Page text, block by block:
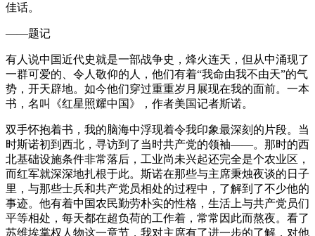
佳话。
——题记
有人说中国近代史就是一部战争史，烽火连天，但从中涌现了
一群可爱的、令人敬仰的人，他们有着“我命由我不由天”的气
势，开天辟地。如今他们穿过重重岁月展现在我的面前。一本
书，名叫《红星照耀中国》，作者美国记者斯诺。
双手怀抱着书，我的脑海中浮现着令我印象最深刻的片段。当
时斯诺初到西北，寻访到了当时共产党的领袖——。那时的西
北基础设施条件非常落后，工业尚未兴起还完全是个农业区，
而红军就深深地扎根于此。斯诺在那些与主席秉烛夜谈的日子
里，与那些士兵和共产党员相处的过程中，了解到了不少他的
事迹。他有着中国农民勤劳朴实的性格，生活上与共产党员们
平等相处，每天都在超负荷的工作着，常常因此而熬夜。看了
苏维埃掌权人物这一章节，我对主席有了进一步的了解，对他